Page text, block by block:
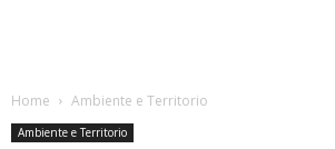
Home Ambiente e Territorio
Ambiente e Territorio